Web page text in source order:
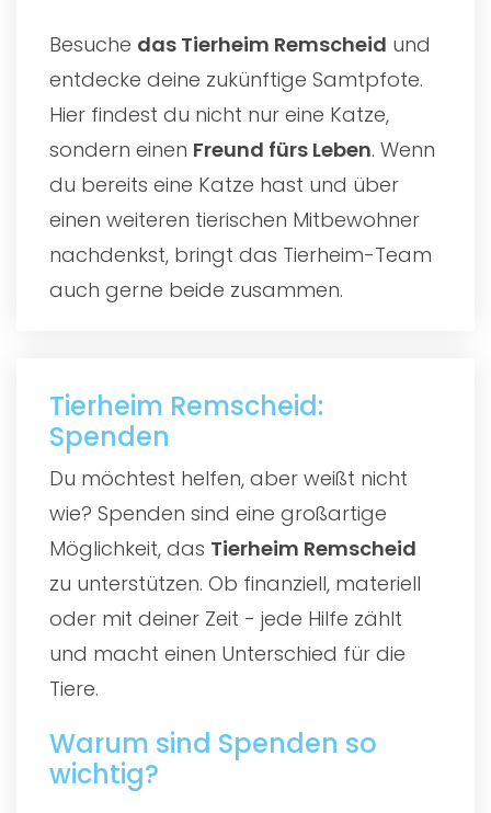
Besuche das Tierheim Remscheid und
entdecke deine zukünftige Samtpfote.
Hier findest du nicht nur eine Katze,
sondern einen Freund fürs Leben. Wenn
du bereits eine Katze hast und über
einen weiteren tierischen Mitbewohner
nachdenkst, bringt das Tierheim-Team
auch gerne beide zusammen.
Tierheim Remscheid:
Spenden
Du möchtest helfen, aber weißt nicht
wie? Spenden sind eine großartige
Möglichkeit, das Tierheim Remscheid
zu unterstützen. Ob finanziell, materiell
oder mit deiner Zeit - jede Hilfe zählt
und macht einen Unterschied für die
Tiere.
Warum sind Spenden so
wichtig?